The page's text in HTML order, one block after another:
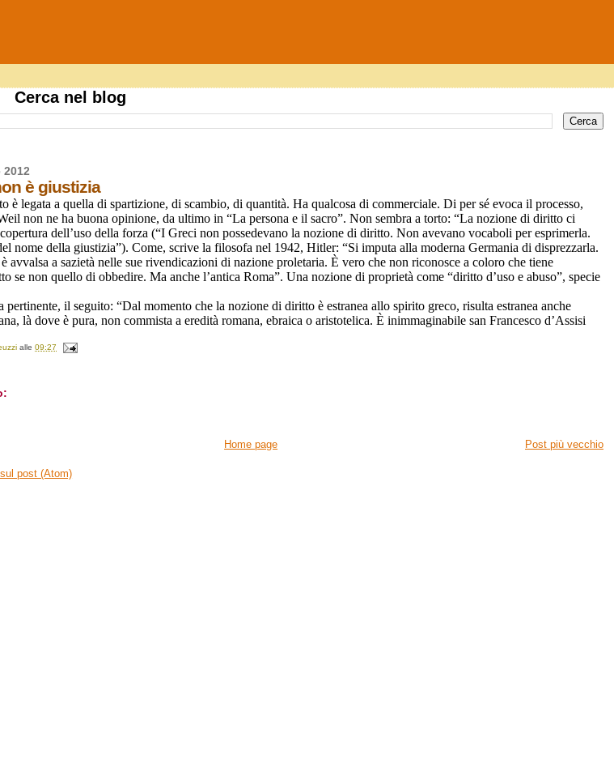
Cerca nel blog
è giustizia
è legata a quella di spartizione, di scambio, di quantità. Ha qualcosa di commerciale. Di per sé evoca il processo,
non ne ha buona opinione, da ultimo in “La persona e il sacro”. Non sembra a torto: “La nozione di diritto ci
dell’uso della forza (“I Greci non possedevano la nozione di diritto. Non avevano vocaboli per esprimerla.
nome della giustizia”). Come, scrive la filosofa nel 1942, Hitler: “Si imputa alla moderna Germania di disprezzarla.
avvalsa a sazietà nelle sue rivendicazioni di nazione proletaria. È vero che non riconosce a coloro che tiene
se non quello di obbedire. Ma anche l’antica Roma”. Una nozione di proprietà come “diritto d’uso e abuso”, specie
pertinente, il seguito: “Dal momento che la nozione di diritto è estranea allo spirito greco, risulta estranea anche
là dove è pura, non commista a eredità romana, ebraica o aristotelica. È inimmaginabile san Francesco d’Assisi
alle09:27
Post più vecchio
Home page
post (Atom)